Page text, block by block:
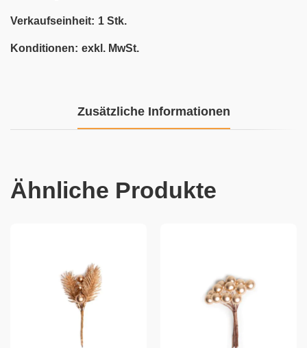
Verkaufseinheit: 1 Stk.
Konditionen: exkl. MwSt.
Zusätzliche Informationen
Ähnliche Produkte